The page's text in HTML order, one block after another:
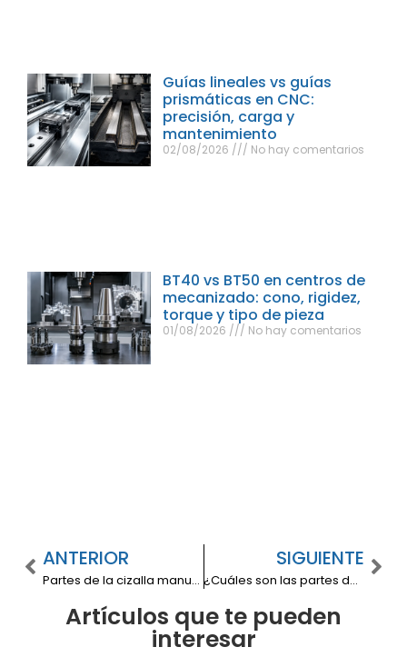
Guías lineales vs guías
prismáticas en CNC:
precisión, carga y
mantenimiento
02/08/2026 No hay comentarios
BT40 vs BT50 en centros de
mecanizado: cono, rigidez,
torque y tipo de pieza
01/08/2026 No hay comentarios
ANTERIOR
Partes de la cizalla manual: Elementos clave y función
SIGUIENTE
¿Cuáles son las partes de una roladora?
Artículos que te pueden
interesar